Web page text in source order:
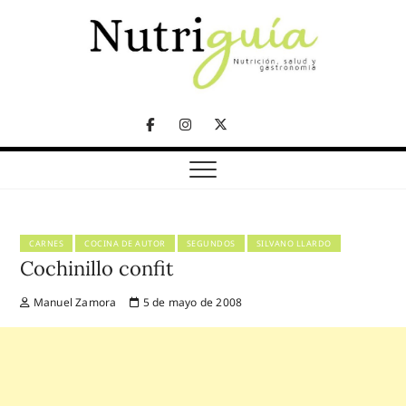
FacebookInstagram
Twitter
Telegram
Nutriguía (Desde
2002)
CARNES COCINA DE AUTOR SEGUNDOS SILVANO LLARDO
Cochinillo confit
Manuel Zamora 5 de mayo de 2008